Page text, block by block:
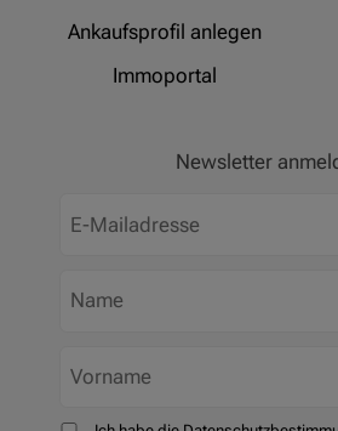
Ankaufsprofil anlegen
Immoportal
Newsletter